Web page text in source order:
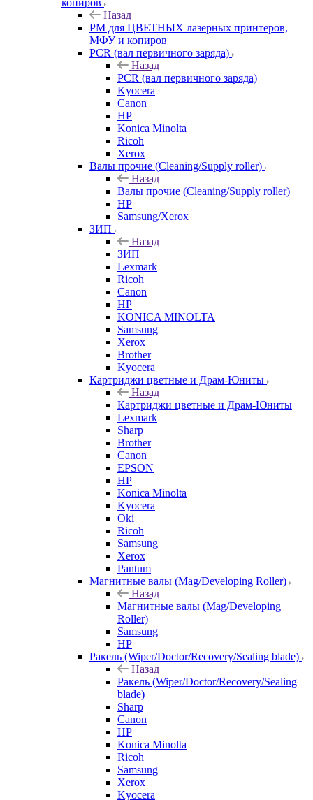
копиров
Назад
РМ для ЦВЕТНЫХ лазерных принтеров,
МФУ и копиров
PCR (вал первичного заряда)
Назад
PCR (вал первичного заряда)
Kyocera
Canon
HP
Konica Minolta
Ricoh
Xerox
Валы прочие (Cleaning/Supply roller)
Назад
Валы прочие (Cleaning/Supply roller)
HP
Samsung/Xerox
ЗИП
Назад
ЗИП
Lexmark
Ricoh
Canon
HP
KONICA MINOLTA
Samsung
Xerox
Brother
Kyocera
Картриджи цветные и Драм-Юниты
Назад
Картриджи цветные и Драм-Юниты
Lexmark
Sharp
Brother
Canon
EPSON
HP
Konica Minolta
Kyocera
Oki
Ricoh
Samsung
Xerox
Pantum
Магнитные валы (Mag/Developing Roller)
Назад
Магнитные валы (Mag/Developing
Roller)
Samsung
HP
Ракель (Wiper/Doctor/Recovery/Sealing blade)
Назад
Ракель (Wiper/Doctor/Recovery/Sealing
blade)
Sharp
Canon
HP
Konica Minolta
Ricoh
Samsung
Xerox
Kyocera